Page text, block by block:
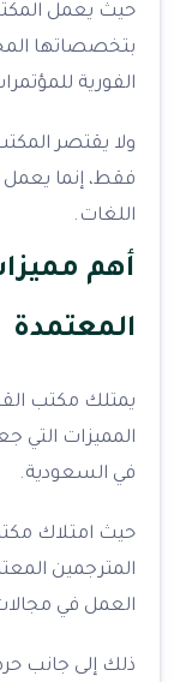
حيث يعمل
بتخصصاتها
الفورية
ولا يقتصر
فقط، إنما
اللغات.
أهم
المعتمدة
يمتلك مكتب
المميزات التي
في السعودية.
حيث امتلاك
المترجمين
العمل في
ذلك إلى جانب